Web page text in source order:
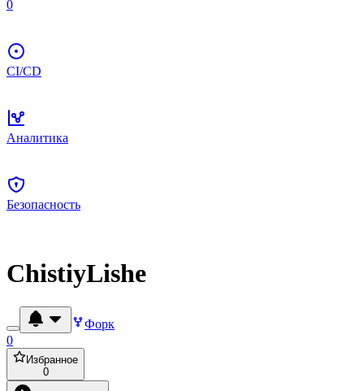
0
CI/CD
Аналитика
Безопасность
ChistiyLishe
Форк
0
Избранное
0